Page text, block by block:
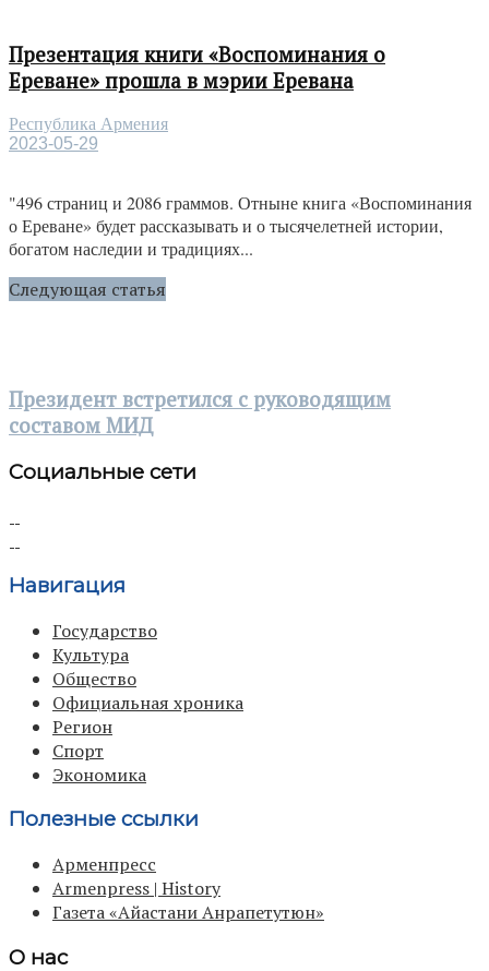
Презентация книги «Воспоминания о
Ереване» прошла в мэрии Еревана
Республика Армения
2023-05-29
"496 страниц и 2086 граммов. Отныне книга «Воспоминания
о Ереване» будет рассказывать и о тысячелетней истории,
богатом наследии и традициях...
Следующая статья
Президент встретился с руководящим
составом МИД
Социальные сети
Навигация
Государство
Культура
Общество
Официальная хроника
Регион
Спорт
Экономика
Полезные ссылки
Арменпресс
Armenpress | History
Газета «Айастани Анрапетутюн»
О нас